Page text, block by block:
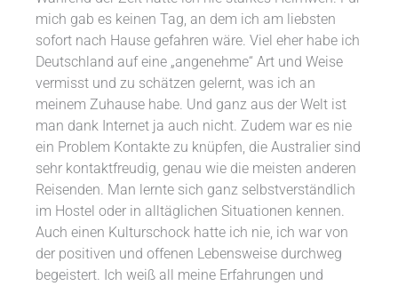
mich gab es keinen Tag, an dem ich am liebsten
sofort nach Hause gefahren wäre. Viel eher habe ich
Deutschland auf eine „angenehme“ Art und Weise
vermisst und zu schätzen gelernt, was ich an
meinem Zuhause habe. Und ganz aus der Welt ist
man dank Internet ja auch nicht. Zudem war es nie
ein Problem Kontakte zu knüpfen, die Australier sind
sehr kontaktfreudig, genau wie die meisten anderen
Reisenden. Man lernte sich ganz selbstverständlich
im Hostel oder in alltäglichen Situationen kennen.
Auch einen Kulturschock hatte ich nie, ich war von
der positiven und offenen Lebensweise durchweg
begeistert. Ich weiß all meine Erfahrungen und